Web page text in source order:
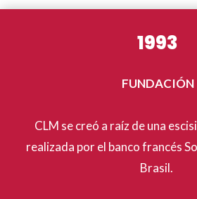
1993
FUNDACIÓN
CLM se creó a raíz de una
realizada por el banco francés
Brasil.